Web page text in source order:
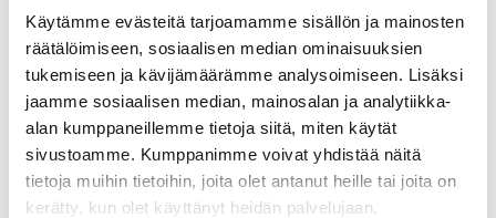
Käytämme evästeitä tarjoamamme sisällön ja mainosten
räätälöimiseen, sosiaalisen median ominaisuuksien
tukemiseen ja kävijämäärämme analysoimiseen. Lisäksi
jaamme sosiaalisen median, mainosalan ja analytiikka-
alan kumppaneillemme tietoja siitä, miten käytät
sivustoamme. Kumppanimme voivat yhdistää näitä
tietoja muihin tietoihin, joita olet antanut heille tai joita on
kerätty, kun olet käyttänyt heidän palvelujaan.
LUE LISÄÄ
VIINI &
RUOKA